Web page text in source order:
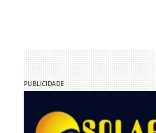
PUBLICIDADE